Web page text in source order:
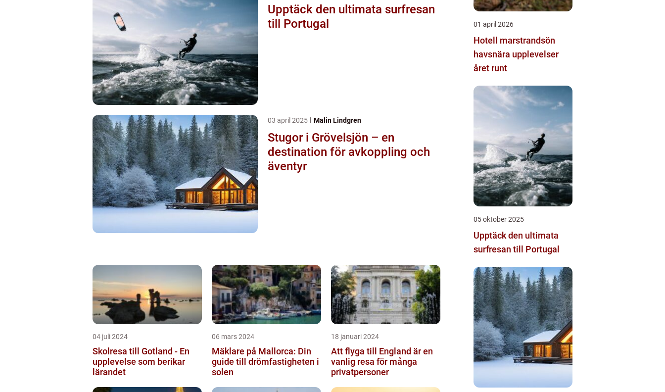
Upptäck den ultimata surfresan
till Portugal
03 april 2025 Malin Lindgren
Stugor i Grövelsjön – en
destination för avkoppling och
äventyr
04 juli 2024
Skolresa till Gotland - En
upplevelse som berikar
lärandet
06 mars 2024
Mäklare på Mallorca: Din
guide till drömfastigheten i
solen
18 januari 2024
Att flyga till England är en
vanlig resa för många
privatpersoner
01 april 2026
Hotell marstrandsön
havsnära upplevelser
året runt
05 oktober 2025
Upptäck den ultimata
surfresan till Portugal